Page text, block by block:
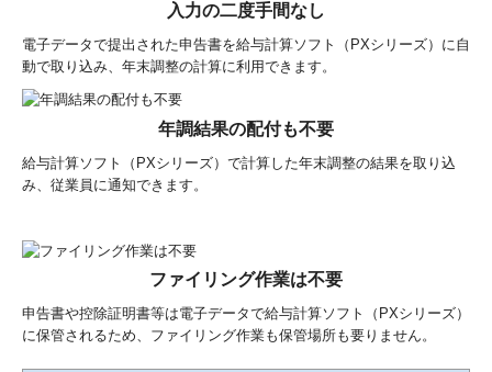
入力の二度手間なし
電子データで提出された申告書を給与計算ソフト（PXシリーズ）に自
動で取り込み、年末調整の計算に利用できます。
年調結果の配付も不要
給与計算ソフト（PXシリーズ）で計算した年末調整の結果を取り込
み、従業員に通知できます。
ファイリング作業は不要
申告書や控除証明書等は電子データで給与計算ソフト（PXシリーズ）
に保管されるため、ファイリング作業も保管場所も要りません。